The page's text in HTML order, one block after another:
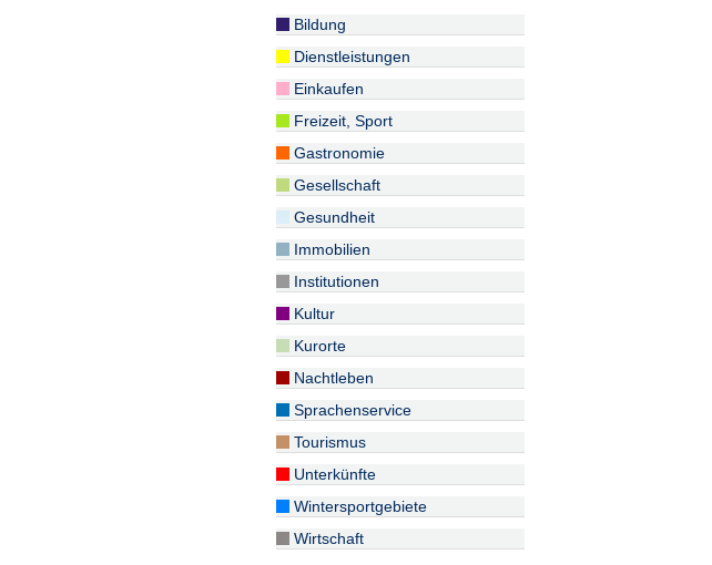
Bildung
Dienstleistungen
Einkaufen
Freizeit, Sport
Gastronomie
Gesellschaft
Gesundheit
Immobilien
Institutionen
Kultur
Kurorte
Nachtleben
Sprachenservice
Tourismus
Unterkünfte
Wintersportgebiete
Wirtschaft